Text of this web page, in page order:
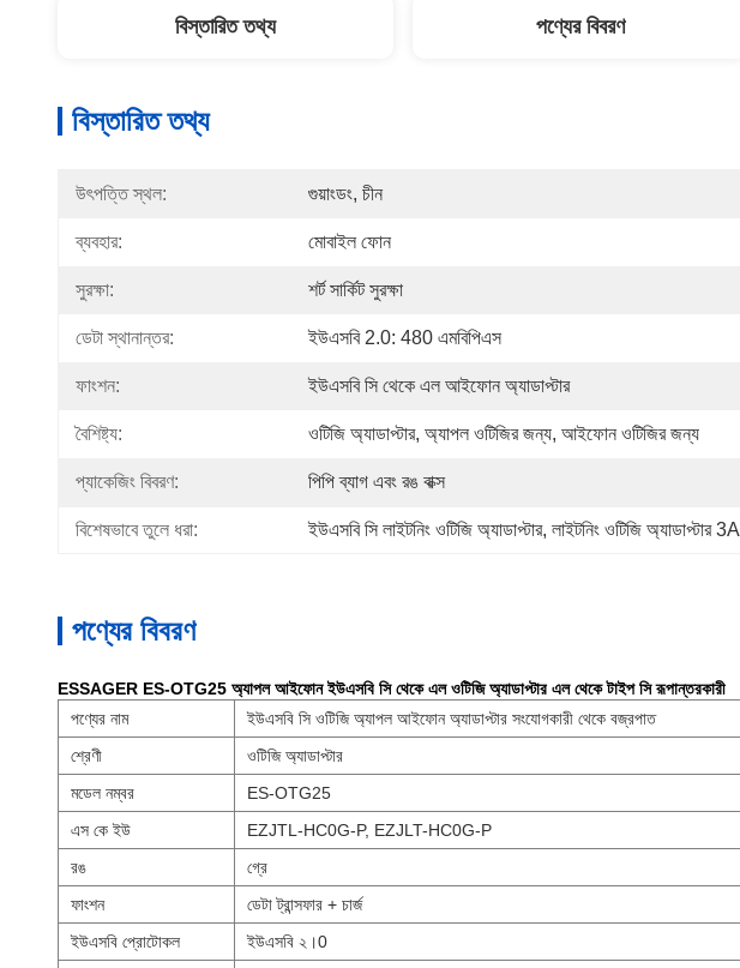
বিস্তারিত তথ্য পণ্যের বিবরণ
বিস্তারিত তথ্য
উৎপত্তি স্থল: গুয়াংডং, চীন
ব্যবহার: মোবাইল ফোন
সুরক্ষা: শর্ট সার্কিট সুরক্ষা
ডেটা স্থানান্তর: ইউএসবি 2.0: 480 এমবিপিএস
ফাংশন: ইউএসবি সি থেকে এল আইফোন অ্যাডাপ্টার
বৈশিষ্ট্য: ওটিজি অ্যাডাপ্টার, অ্যাপল ওটিজির জন্য, আইফোন ওটিজির জন্য
প্যাকেজিং বিবরণ: পিপি ব্যাগ এবং রঙ বাক্স
বিশেষভাবে তুলে ধরা: ইউএসবি সি লাইটনিং ওটিজি অ্যাডাপ্টার, লাইটনিং ওটিজি অ্যাডাপ্টার 3A
পণ্যের বিবরণ
ESSAGER ES-OTG25 অ্যাপল আইফোন ইউএসবি সি থেকে এল ওটিজি অ্যাডাপ্টার এল থেকে টাইপ সি রূপান্তরকারী
পণ্যের নাম
ইউএসবি সি ওটিজি অ্যাপল আইফোন অ্যাডাপ্টার সংযোগকারী থেকে বজ্রপাত
শ্রেণী
ওটিজি অ্যাডাপ্টার
মডেল নম্বর
ES-OTG25
এস কে ইউ
EZJTL-HC0G-P, EZJLT-HC0G-P
রঙ
গ্রে
ফাংশন
ডেটা ট্রান্সফার + চার্জ
ইউএসবি প্রোটোকল
ইউএসবি ২।0